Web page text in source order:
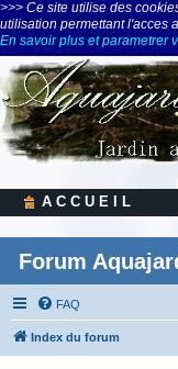
>>> Ce site utilise des
utilisation permettant l'acces
En savoir plus et parametrer
A C C U E I L
Forum
FAQ
Index du forum